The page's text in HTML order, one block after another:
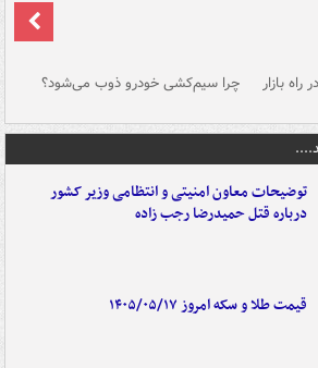
بازار چرا سیم‌کشی خودرو ذوب می‌شود؟
توضیحات معاون امنیتی و انتظامی وزیر کشور
درباره قتل حمیدرضا رجب زاده
قیمت طلا و سکه امروز ۱۴۰۵/۰۵/۱۷